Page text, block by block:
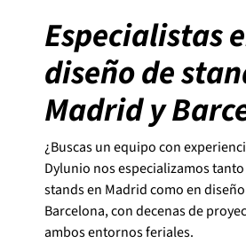
Especialistas
diseño de
Madrid y
¿Buscas un equipo con
Dylunio nos especializamos
stands en Madrid como en
Barcelona, con decenas de
ambos entornos feriales.